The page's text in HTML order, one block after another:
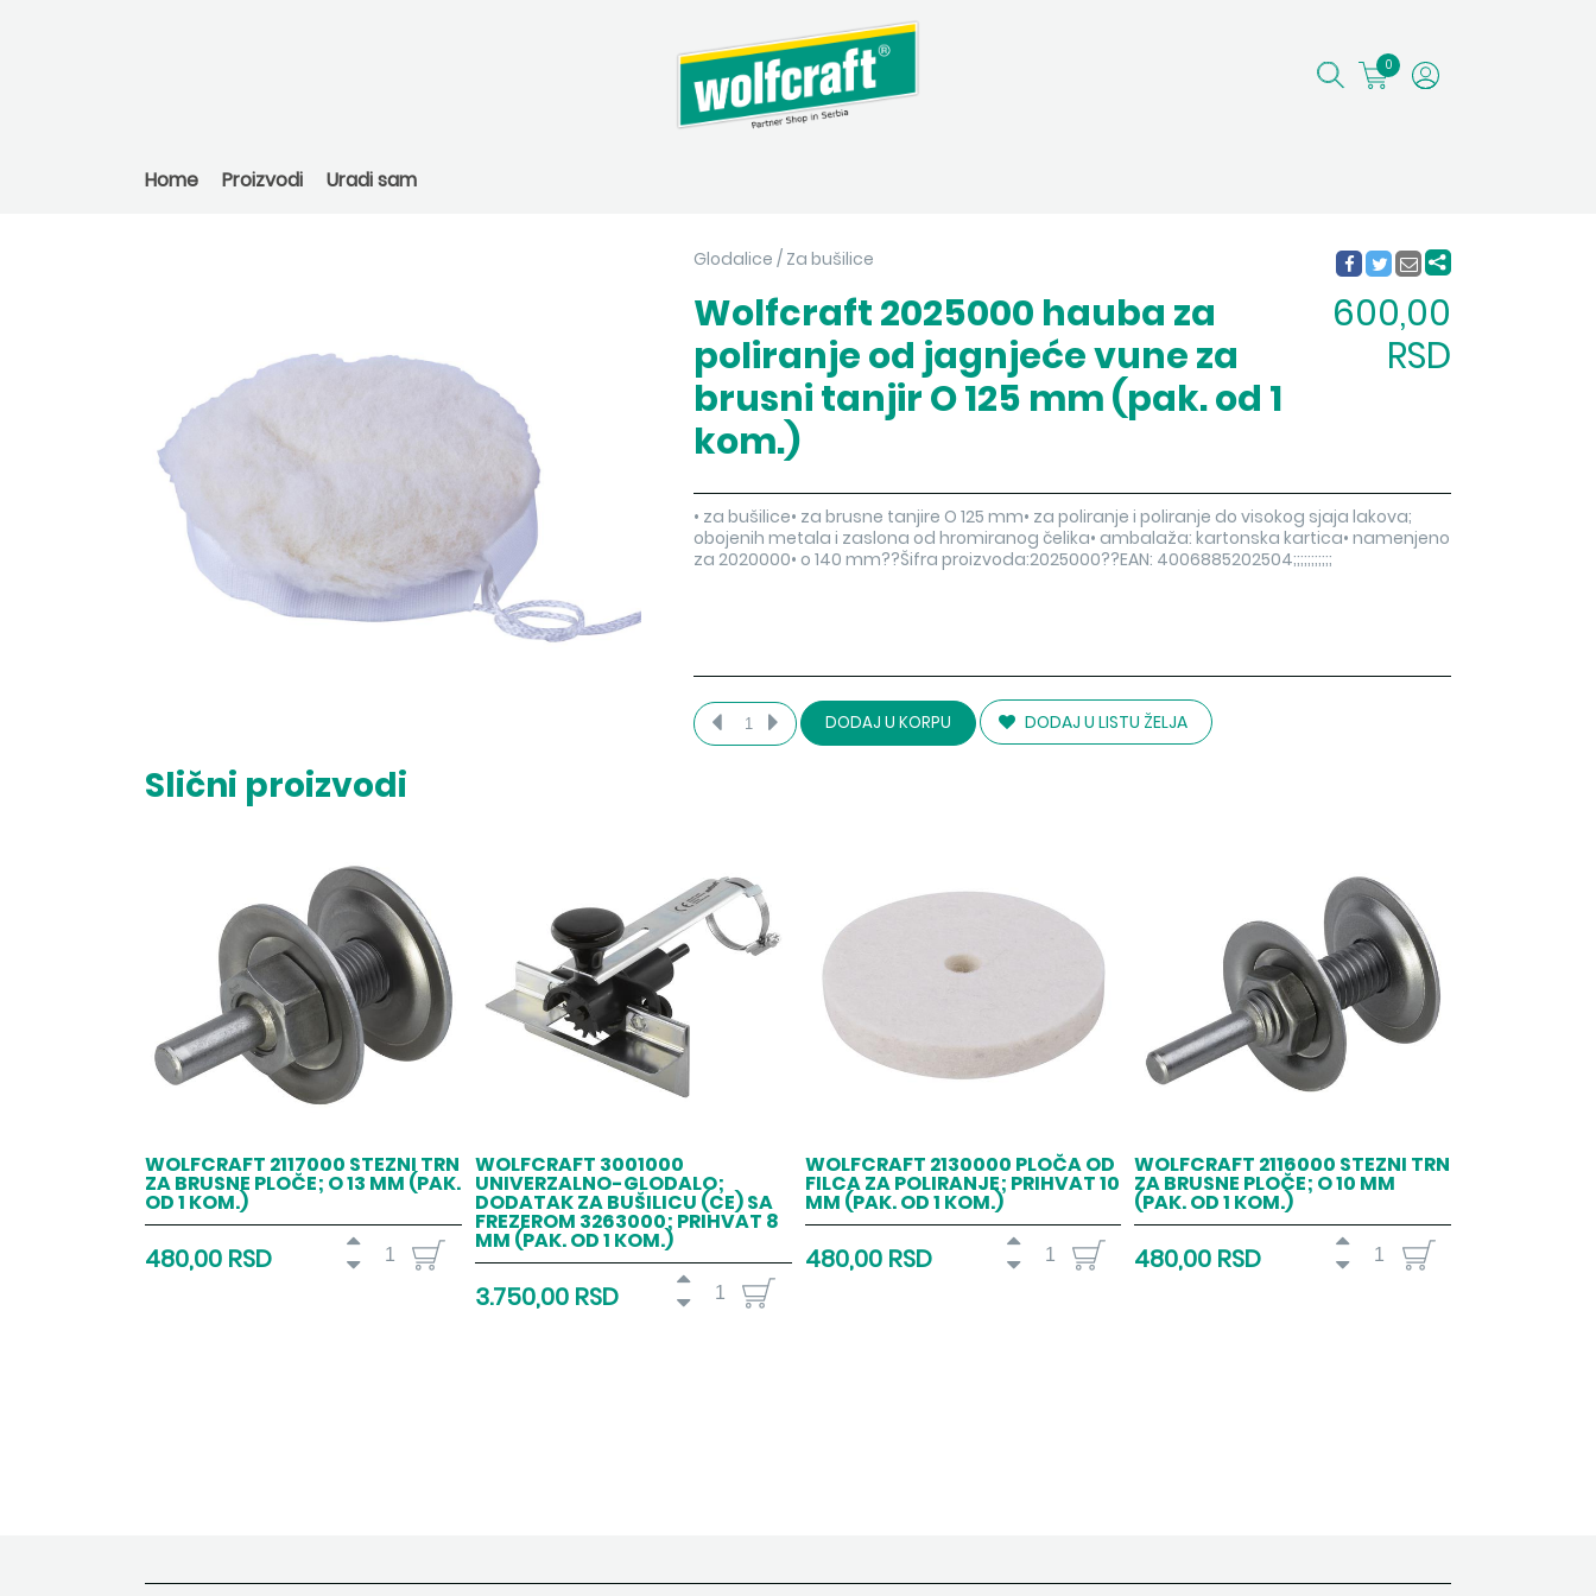
0
Home Proizvodi Uradi sam
Glodalice / Za bušilice
Wolfcraft 2025000 hauba za
poliranje od jagnjeće vune za
brusni tanjir O 125 mm (pak. od 1
kom.)
600,00
RSD
• za bušilice• za brusne tanjire O 125 mm• za poliranje i poliranje do visokog sjaja lakova;
obojenih metala i zaslona od hromiranog čelika• ambalaža: kartonska kartica• namenjeno
za 2020000• o 140 mm??Šifra proizvoda:2025000??EAN: 4006885202504;;;;;;;;;;;
DODAJ U KORPU DODAJ U LISTU ŽELJA
Slični proizvodi
WOLFCRAFT 2117000 STEZNI TRN
ZA BRUSNE PLOČE; O 13 MM (PAK.
OD 1 KOM.)
480,00 RSD
WOLFCRAFT 3001000
UNIVERZALNO-GLODALO;
DODATAK ZA BUŠILICU (CE) SA
FREZEROM 3263000; PRIHVAT 8
MM (PAK. OD 1 KOM.)
3.750,00 RSD
WOLFCRAFT 2130000 PLOČA OD
FILCA ZA POLIRANJE; PRIHVAT 10
MM (PAK. OD 1 KOM.)
480,00 RSD
WOLFCRAFT 2116000 STEZNI TRN
ZA BRUSNE PLOČE; O 10 MM
(PAK. OD 1 KOM.)
480,00 RSD